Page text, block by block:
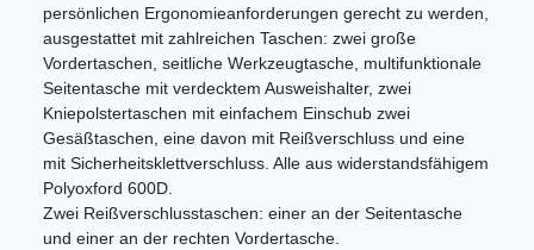
persönlichen Ergonomieanforderungen gerecht zu werden,
ausgestattet mit zahlreichen Taschen: zwei große
Vordertaschen, seitliche Werkzeugtasche, multifunktionale
Seitentasche mit verdecktem Ausweishalter, zwei
Kniepolstertaschen mit einfachem Einschub zwei
Gesäßtaschen, eine davon mit Reißverschluss und eine
mit Sicherheitsklettverschluss. Alle aus widerstandsfähigem
Polyoxford 600D.
Zwei Reißverschlusstaschen: einer an der Seitentasche
und einer an der rechten Vordertasche.